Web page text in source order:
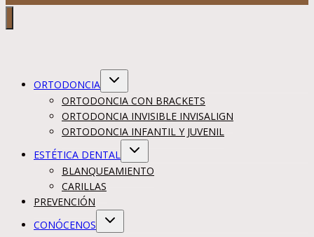
ORTODONCIA
Alternar
menú
hijo
ORTODONCIA CON BRACKETS
ORTODONCIA INVISIBLE INVISALIGN
ORTODONCIA INFANTIL Y JUVENIL
ESTÉTICA DENTAL
Alternar
menú
hijo
BLANQUEAMIENTO
CARILLAS
PREVENCIÓN
CONÓCENOS
Alternar
menú